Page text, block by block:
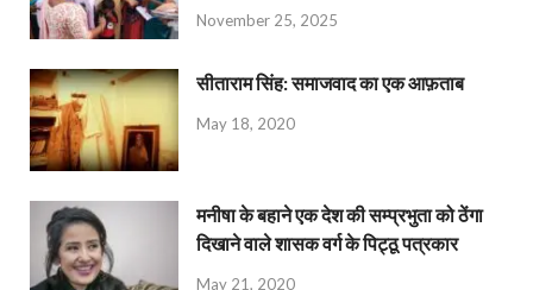
November 25, 2025
सीताराम सिंह: समाजवाद का एक आफ़ताब
May 18, 2020
मनीषा के बहाने एक देश की सम्प्रभुता को ठेंगा
दिखाने वाले शासक वर्ग के पिट्ठू पत्रकार
May 21, 2020